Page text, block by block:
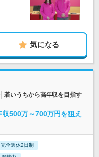
気になる
若いうちから高年収を目指す
500万～700万円を狙え
完全週休2日制